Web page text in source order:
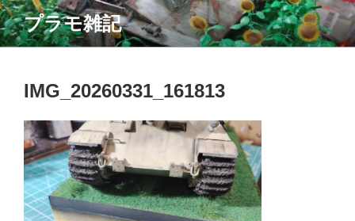
コ
ン
テ
プラモ雑記
IMG_20260331_161813